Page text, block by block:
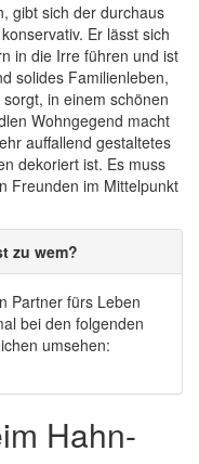
gibt sich der durchaus
Er lässt sich
in die Irre führen und ist
solides Familienleben,
in einem schönen
Wohngegend macht
auffallend gestaltetes
dekoriert ist. Es muss
Freunden im Mittelpunkt
zu wem?
Partner fürs Leben
bei den folgenden
umsehen:
Hahn-